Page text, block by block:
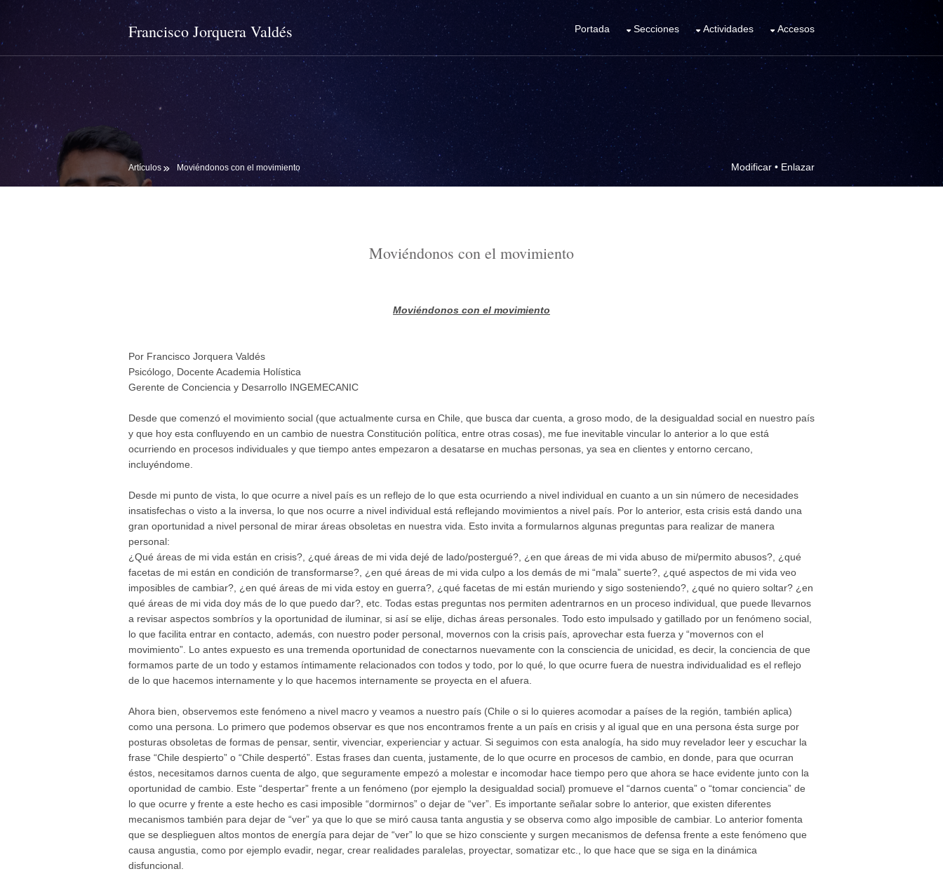
Francisco Jorquera Valdés Portada Secciones Actividades Accesos
Modificar • Enlazar
Artículos Moviéndonos con el movimiento
Moviéndonos con el movimiento
Moviéndonos con el movimiento
Por Francisco Jorquera Valdés
Psicólogo, Docente Academia Holística
Gerente de Conciencia y Desarrollo INGEMECANIC
Desde que comenzó el movimiento social (que actualmente cursa en Chile, que busca dar cuenta, a groso modo, de la desigualdad social en nuestro país
y que hoy esta confluyendo en un cambio de nuestra Constitución política, entre otras cosas), me fue inevitable vincular lo anterior a lo que está
ocurriendo en procesos individuales y que tiempo antes empezaron a desatarse en muchas personas, ya sea en clientes y entorno cercano,
incluyéndome.
Desde mi punto de vista, lo que ocurre a nivel país es un reflejo de lo que esta ocurriendo a nivel individual en cuanto a un sin número de necesidades
insatisfechas o visto a la inversa, lo que nos ocurre a nivel individual está reflejando movimientos a nivel país. Por lo anterior, esta crisis está dando una
gran oportunidad a nivel personal de mirar áreas obsoletas en nuestra vida. Esto invita a formularnos algunas preguntas para realizar de manera
personal:
¿Qué áreas de mi vida están en crisis?, ¿qué áreas de mi vida dejé de lado/postergué?, ¿en que áreas de mi vida abuso de mi/permito abusos?, ¿qué
facetas de mi están en condición de transformarse?, ¿en qué áreas de mi vida culpo a los demás de mi “mala” suerte?, ¿qué aspectos de mi vida veo
imposibles de cambiar?, ¿en qué áreas de mi vida estoy en guerra?, ¿qué facetas de mi están muriendo y sigo sosteniendo?, ¿qué no quiero soltar? ¿en
qué áreas de mi vida doy más de lo que puedo dar?, etc. Todas estas preguntas nos permiten adentrarnos en un proceso individual, que puede llevarnos
a revisar aspectos sombríos y la oportunidad de iluminar, si así se elije, dichas áreas personales. Todo esto impulsado y gatillado por un fenómeno social,
lo que facilita entrar en contacto, además, con nuestro poder personal, movernos con la crisis país, aprovechar esta fuerza y “movernos con el
movimiento”. Lo antes expuesto es una tremenda oportunidad de conectarnos nuevamente con la consciencia de unicidad, es decir, la conciencia de que
formamos parte de un todo y estamos íntimamente relacionados con todos y todo, por lo qué, lo que ocurre fuera de nuestra individualidad es el reflejo
de lo que hacemos internamente y lo que hacemos internamente se proyecta en el afuera.
Ahora bien, observemos este fenómeno a nivel macro y veamos a nuestro país (Chile o si lo quieres acomodar a países de la región, también aplica)
como una persona. Lo primero que podemos observar es que nos encontramos frente a un país en crisis y al igual que en una persona ésta surge por
posturas obsoletas de formas de pensar, sentir, vivenciar, experienciar y actuar. Si seguimos con esta analogía, ha sido muy revelador leer y escuchar la
frase “Chile despierto” o “Chile despertó”. Estas frases dan cuenta, justamente, de lo que ocurre en procesos de cambio, en donde, para que ocurran
éstos, necesitamos darnos cuenta de algo, que seguramente empezó a molestar e incomodar hace tiempo pero que ahora se hace evidente junto con la
oportunidad de cambio. Este “despertar” frente a un fenómeno (por ejemplo la desigualdad social) promueve el “darnos cuenta” o “tomar conciencia” de
lo que ocurre y frente a este hecho es casi imposible “dormirnos” o dejar de “ver”. Es importante señalar sobre lo anterior, que existen diferentes
mecanismos también para dejar de “ver” ya que lo que se miró causa tanta angustia y se observa como algo imposible de cambiar. Lo anterior fomenta
que se desplieguen altos montos de energía para dejar de “ver” lo que se hizo consciente y surgen mecanismos de defensa frente a este fenómeno que
causa angustia, como por ejemplo evadir, negar, crear realidades paralelas, proyectar, somatizar etc., lo que hace que se siga en la dinámica
disfuncional.